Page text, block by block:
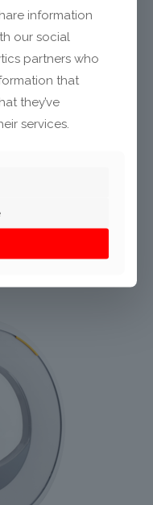
INSIDE
information
our social
partners who
that
they’ve
services.